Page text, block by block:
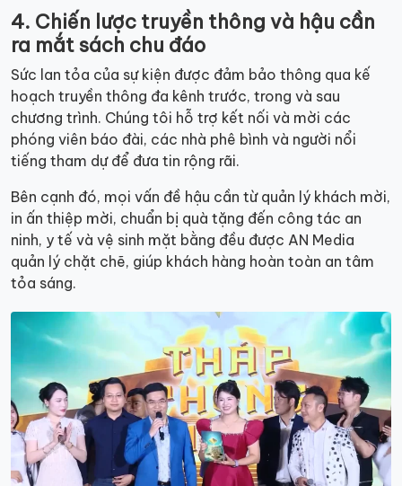
4. Chiến lược truyền thông và hậu cần
ra mắt sách chu đáo
Sức lan tỏa của sự kiện được đảm bảo thông qua kế
hoạch truyền thông đa kênh trước, trong và sau
chương trình. Chúng tôi hỗ trợ kết nối và mời các
phóng viên báo đài, các nhà phê bình và người nổi
tiếng tham dự để đưa tin rộng rãi.
Bên cạnh đó, mọi vấn đề hậu cần từ quản lý khách mời,
in ấn thiệp mời, chuẩn bị quà tặng đến công tác an
ninh, y tế và vệ sinh mặt bằng đều được AN Media
quản lý chặt chẽ, giúp khách hàng hoàn toàn an tâm
tỏa sáng.